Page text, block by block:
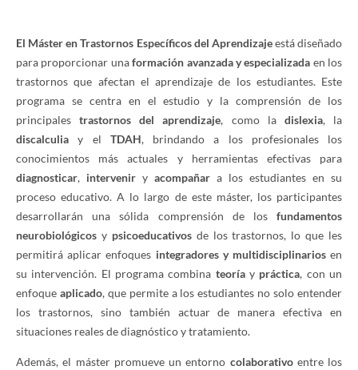
El Máster en Trastornos Específicos del Aprendizajeestá diseñado
para proporcionar unaformación avanzada y especializada en los
trastornos que afectan el aprendizaje de los estudiantes. Este
programa se centra en el estudio y la comprensión de los
principalestrastornos del aprendizaje, como la dislexia, la
discalculia y el TDAH, brindando a los profesionales los
conocimientos más actuales y herramientas efectivas para
diagnosticar, intervenir y acompañar a los estudiantes en su
proceso educativo. A lo largo de este máster, los participantes
desarrollarán una sólida comprensión de los fundamentos
neurobiológicos y psicoeducativosde los trastornos, lo que les
permitirá aplicar enfoques integradores y multidisciplinariosen
su intervención. El programa combina teoríay práctica, con un
enfoque aplicado, que permite a los estudiantes no solo entender
los trastornos, sino también actuar de manera efectiva en
situaciones reales de diagnóstico y tratamiento.
Además, el máster promueve un entorno colaborativoentre los